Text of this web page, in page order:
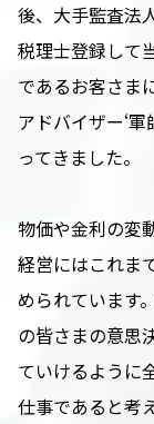
後、大手監査法
税理士登録して
であるお客さま
アドバイザー‘
ってきました。
物価や金利の変
経営にはこれま
められています
の皆さまの意思
ていけるように
仕事であると考